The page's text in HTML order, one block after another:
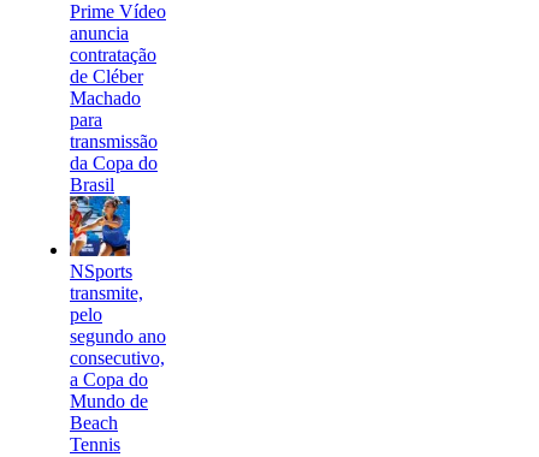
Prime Vídeo
anuncia
contratação
de Cléber
Machado
para
transmissão
da Copa do
Brasil
NSports
transmite,
pelo
segundo ano
consecutivo,
a Copa do
Mundo de
Beach
Tennis